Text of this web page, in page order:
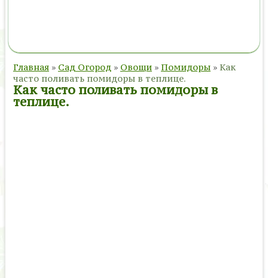
Главная » Сад Огород » Овощи » Помидоры » Как
часто поливать помидоры в теплице.
Как часто поливать помидоры в
теплице.